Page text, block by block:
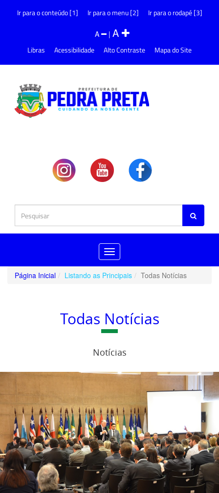
Ir para o conteúdo [1] Ir para o menu [2] Ir para o rodapé [3]
A |A
Libras Acessibilidade Alto Contraste Mapa do Site
Toggle
navigation
Página Inicial
Listando as Principais Todas Notícias
Todas Notícias
Notícias